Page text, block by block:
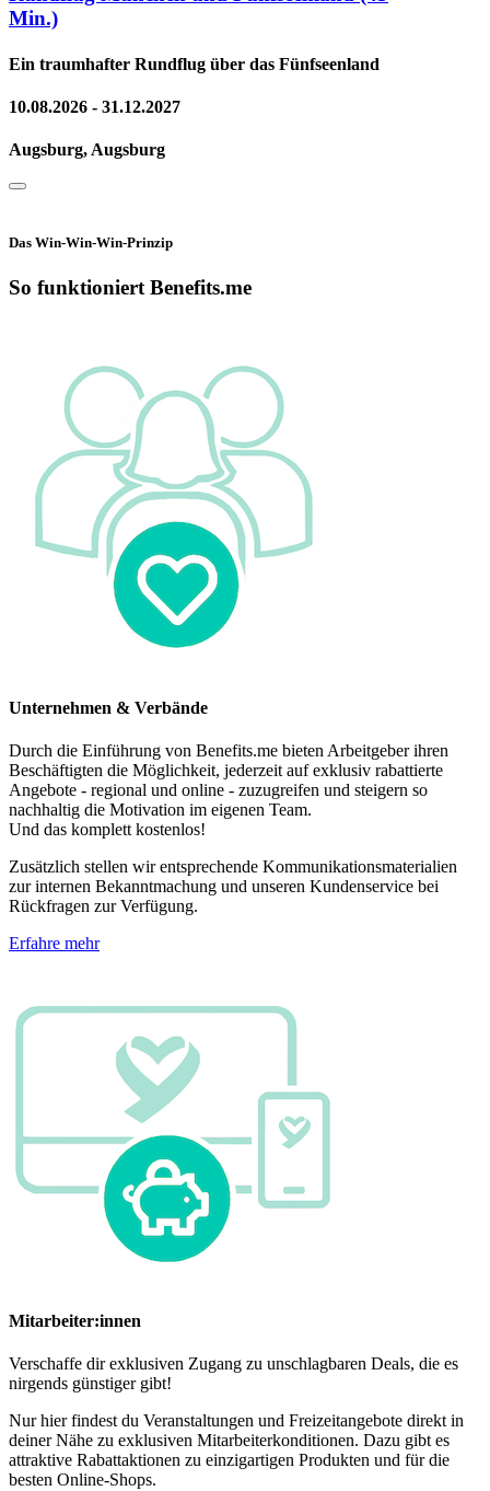
Min.)
Ein traumhafter Rundflug über das Fünfseenland
10.08.2026 - 31.12.2027
Augsburg, Augsburg
Das Win-Win-Win-Prinzip
So funktioniert Benefits.me
Unternehmen & Verbände
Durch die Einführung von Benefits.me bieten Arbeitgeber ihren
Beschäftigten die Möglichkeit, jederzeit auf exklusiv rabattierte
Angebote - regional und online - zuzugreifen und steigern so
nachhaltig die Motivation im eigenen Team.
Und das komplett kostenlos!
Zusätzlich stellen wir entsprechende Kommunikationsmaterialien
zur internen Bekanntmachung und unseren Kundenservice bei
Rückfragen zur Verfügung.
Erfahre mehr
Mitarbeiter:innen
Verschaffe dir exklusiven Zugang zu unschlagbaren Deals, die es
nirgends günstiger gibt!
Nur hier findest du Veranstaltungen und Freizeitangebote direkt in
deiner Nähe zu exklusiven Mitarbeiterkonditionen. Dazu gibt es
attraktive Rabattaktionen zu einzigartigen Produkten und für die
besten Online-Shops.